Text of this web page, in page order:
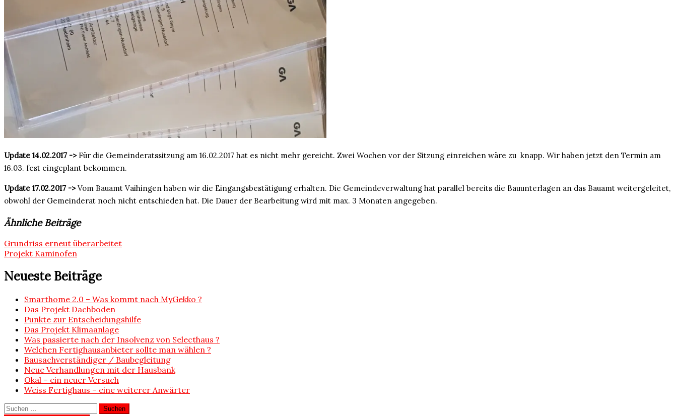
Update 14.02.2017 ->Für die Gemeinderatssitzung am 16.02.2017 hat es nicht mehr gereicht. Zwei Wochen vor der Sitzung einreichen wäre zu knapp. Wir haben jetzt den Termin am
16.03. fest eingeplant bekommen.
Update 17.02.2017 ->Vom Bauamt Vaihingen haben wir die Eingangsbestätigung erhalten. Die Gemeindeverwaltung hat parallel bereits die Bauunterlagen an das Bauamt weitergeleitet,
obwohl der Gemeinderat noch nicht entschieden hat. Die Dauer der Bearbeitung wird mit max. 3 Monaten angegeben.
Ähnliche Beiträge
Beitragsnavigation
Grundriss erneut überarbeitet
Projekt Kaminofen
Neueste Beiträge
Smarthome 2.0 – Was kommt nach MyGekko ?
Das Projekt Dachboden
Punkte zur Entscheidungshilfe
Das Projekt Klimaanlage
Was passierte nach der Insolvenz von Selecthaus ?
Welchen Fertighausanbieter sollte man wählen ?
Bausachverständiger / Baubegleitung
Neue Verhandlungen mit der Hausbank
Okal – ein neuer Versuch
Weiss Fertighaus – eine weiterer Anwärter
Suchen